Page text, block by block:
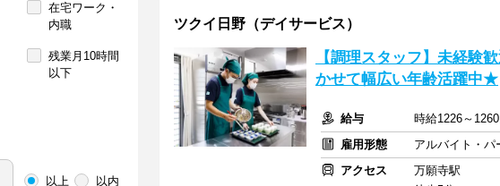
在宅ワーク・
内職
残業月10時間
以下
以上 以内
ツクイ日野（デイサービス）
【調理スタッフ】未経験
かせて幅広い年齢活躍中★
給与
時給1226～1260
雇用形態
アルバイト・パ
アクセス
万願寺駅